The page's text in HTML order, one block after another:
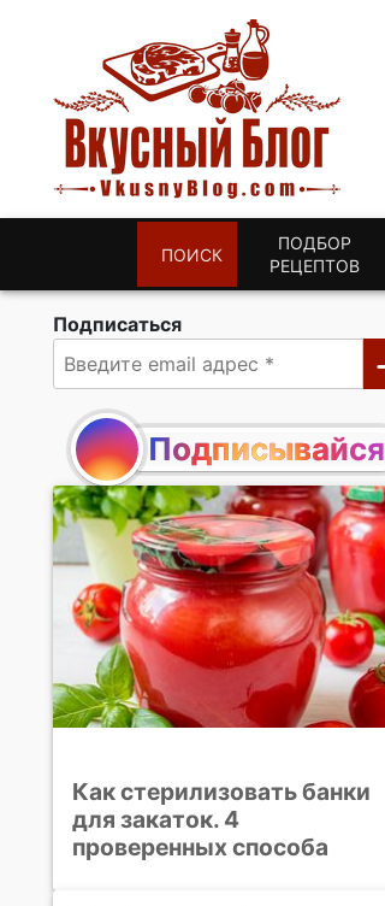
ПОИСК
ПОДБОР
РЕЦЕПТОВ
Подписаться
Подписывайся
Как стерилизовать банки
для закаток. 4
проверенных способа